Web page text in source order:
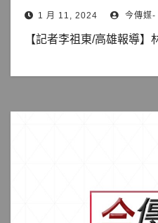
1 月 11, 2024 今傳媒-
【記者李祖東/高雄報導】